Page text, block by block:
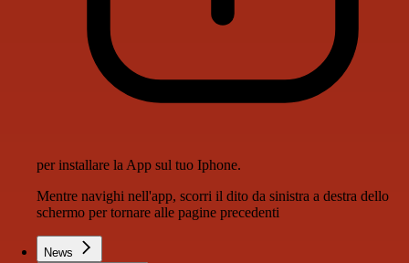
per installare la App sul tuo Iphone.
Mentre navighi nell'app, scorri il dito da sinistra a destra dello
schermo per tornare alle pagine precedenti
News